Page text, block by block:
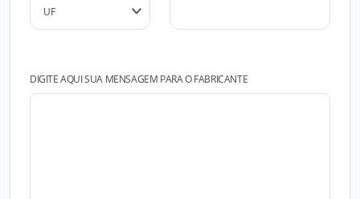
DIGITE AQUI SUA MENSAGEM PARA O FABRICANTE